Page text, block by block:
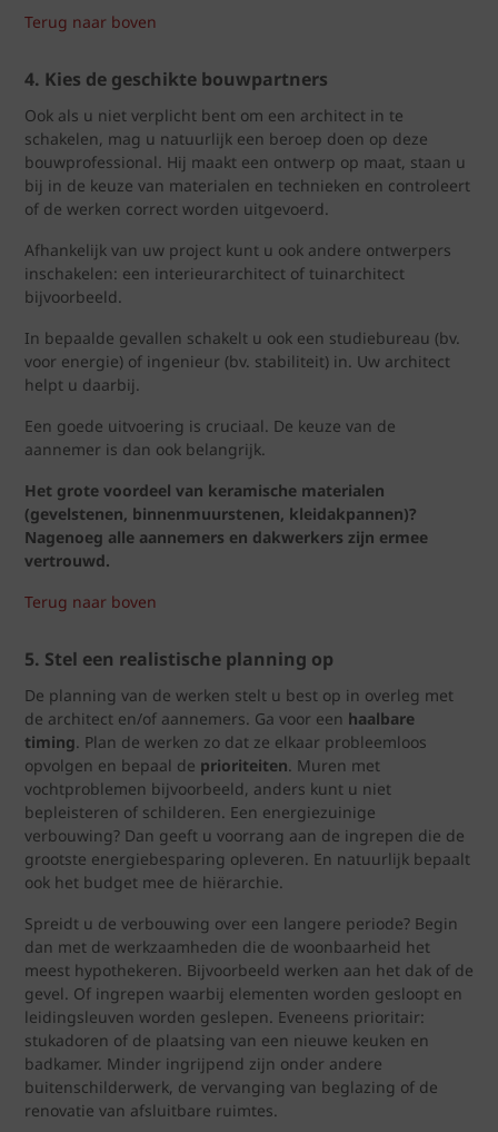
Terug naar boven
4. Kies de geschikte bouwpartners
Ook als u niet verplicht bent om een architect in te
schakelen, mag u natuurlijk een beroep doen op deze
bouwprofessional. Hij maakt een ontwerp op maat, staan u
bij in de keuze van materialen en technieken en controleert
of de werken correct worden uitgevoerd.
Afhankelijk van uw project kunt u ook andere ontwerpers
inschakelen: een interieurarchitect of tuinarchitect
bijvoorbeeld.
In bepaalde gevallen schakelt u ook een studiebureau (bv.
voor energie) of ingenieur (bv. stabiliteit) in. Uw architect
helpt u daarbij.
Een goede uitvoering is cruciaal. De keuze van de
aannemer is dan ook belangrijk.
Het grote voordeel van keramische materialen
(gevelstenen, binnenmuurstenen, kleidakpannen)?
Nagenoeg alle aannemers en dakwerkers zijn ermee
vertrouwd.
Terug naar boven
5. Stel een realistische planning op
De planning van de werken stelt u best op in overleg met
de architect en/of aannemers. Ga voor een haalbare
timing. Plan de werken zo dat ze elkaar probleemloos
opvolgen en bepaal de prioriteiten. Muren met
vochtproblemen bijvoorbeeld, anders kunt u niet
bepleisteren of schilderen. Een energiezuinige
verbouwing? Dan geeft u voorrang aan de ingrepen die de
grootste energiebesparing opleveren. En natuurlijk bepaalt
ook het budget mee de hiërarchie.
Spreidt u de verbouwing over een langere periode? Begin
dan met de werkzaamheden die de woonbaarheid het
meest hypothekeren. Bijvoorbeeld werken aan het dak of de
gevel. Of ingrepen waarbij elementen worden gesloopt en
leidingsleuven worden geslepen. Eveneens prioritair:
stukadoren of de plaatsing van een nieuwe keuken en
badkamer. Minder ingrijpend zijn onder andere
buitenschilderwerk, de vervanging van beglazing of de
renovatie van afsluitbare ruimtes.